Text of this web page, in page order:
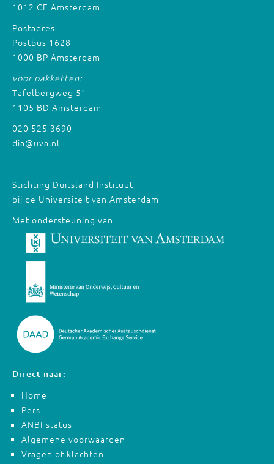
1012 CE Amsterdam
Postadres
Postbus 1628
1000 BP Amsterdam
voor pakketten:
Tafelbergweg 51
1105 BD Amsterdam
020 525 3690
dia@uva.nl
Stichting Duitsland Instituut
bij de Universiteit van Amsterdam
Met ondersteuning van
Direct naar:
Home
Pers
ANBI-status
Algemene voorwaarden
Vragen of klachten